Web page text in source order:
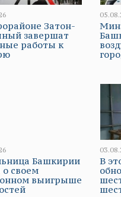
Затон-
завершат
работы к
Башкирии
о своем
выигрыше
В